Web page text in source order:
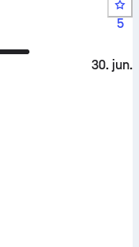
header 5
30. jun.